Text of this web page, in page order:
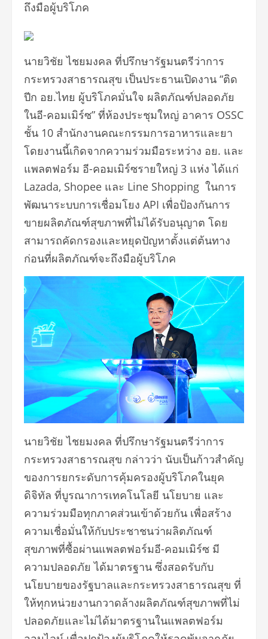
ถึงมือผู้บริโภค
นายวิชัย ไชยมงคล ที่ปรึกษารัฐมนตรีว่าการ
กระทรวงสาธารณสุข เป็นประธานเปิดงาน “ติด
ปีก อย.ไทย ผู้บริโภคมั่นใจ ผลิตภัณฑ์ปลอดภัย
ในอี-คอมเมิร์ซ” ที่ห้องประชุมใหญ่ อาคาร OSSC
ชั้น 10 สำนักงานคณะกรรมการอาหารและยา
โดยงานนี้เกิดจากความร่วมมือระหว่าง อย. และ
แพลตฟอร์ม อี-คอมเมิร์ซรายใหญ่ 3 แห่ง ได้แก่
Lazada, Shopee และ Line Shopping ในการ
พัฒนาระบบการเชื่อมโยง API เพื่อป้องกันการ
ขายผลิตภัณฑ์สุขภาพที่ไม่ได้รับอนุญาต โดย
สามารถคัดกรองและหยุดปัญหาตั้งแต่ต้นทาง
ก่อนที่ผลิตภัณฑ์จะถึงมือผู้บริโภค
นายวิชัย ไชยมงคล ที่ปรึกษารัฐมนตรีว่าการ
กระทรวงสาธารณสุข กล่าวว่า นับเป็นก้าวสำคัญ
ของการยกระดับการคุ้มครองผู้บริโภคในยุค
ดิจิทัล ที่บูรณาการเทคโนโลยี นโยบาย และ
ความร่วมมือทุกภาคส่วนเข้าด้วยกัน เพื่อสร้าง
ความเชื่อมั่นให้กับประชาชนว่าผลิตภัณฑ์
สุขภาพที่ซื้อผ่านแพลตฟอร์มอี-คอมเมิร์ซ มี
ความปลอดภัย ได้มาตรฐาน ซึ่งสอดรับกับ
นโยบายของรัฐบาลและกระทรวงสาธารณสุข ที่
ให้ทุกหน่วยงานกวาดล้างผลิตภัณฑ์สุขภาพที่ไม่
ปลอดภัยและไม่ได้มาตรฐานในแพลตฟอร์ม